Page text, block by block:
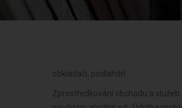
obkladači, podlaháři
Zprostředkování obchodu a služeb od , Velkoobchod a maloobchod od , Zastavárenská činnost a maloobchod s použitým zbožím od , Údržba motorových vozidel a jejich příslušenství od , Potrubní a pozemní doprava (vyjma železniční a silniční motorové dopravy) od , Skladování, balení zboží, manipulace s nákladem a technické činnosti v dopravě od , Zasilatelství a zastupování v celním řízení od , Ubytovací služby od , Činnost informačních a zpravodajských kanceláří od , Poskytování software, poradenství v oblasti informačních technologií, zpracování dat, hostingové a související činnosti a webové portály od , Nákup, prodej, správa a údržba nemovitostí od , Pronájem a půjčování věcí movitých od , Poradenská a konzultační činnost, zpracování odborných studií a posudků od , Projektování pozemkových úprav od , Příprava a vypracování technických návrhů, grafické a kresličské práce od , Projektování elektrických zařízení od , Výzkum a vývoj v oblasti přírodních a technických věd nebo společenských věd od , Testování, měření, analýzy a kontroly od , Návrhářská, designérská, aranžérská činnost a modeling od , Reklamní